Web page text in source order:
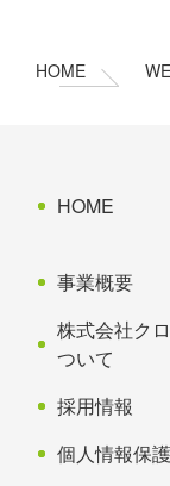
HOME
HOME
事業概要
株式会社ク
ついて
採用情報
個人情報保